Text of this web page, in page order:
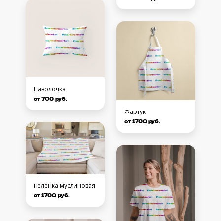
Наволочка
от 700 руб.
Пеленка муслиновая
от 1700 руб.
Фартук
от 1700 руб.